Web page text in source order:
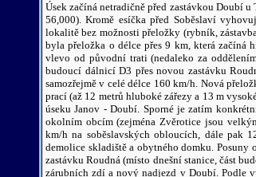
Úsek začíná netradičně před zastávkou Doubí
56,000). Kromě esíčka před Soběslaví
lokalitě bez možnosti přeložky (rybník,
byla přeložka o délce přes 9 km, která začíná
vlevo od původní trati (nedaleko za
budoucí dálnicí D3 přes novou zastávku
samozřejmě v celé délce 160 km/h. Nová
prací (až 12 metrů hluboké zářezy a 13 m
úseku Janov - Doubí. Sporné je zatím
okolním obcím (zejména Zvěrotice jsou
km/h na soběslavských obloucích, dále pak
demolice skladiště a obytného domku.
zastávku Roudná (místo dnešní stanice, část
zárubních zdí a nový nadjezd v Doubí. Podle